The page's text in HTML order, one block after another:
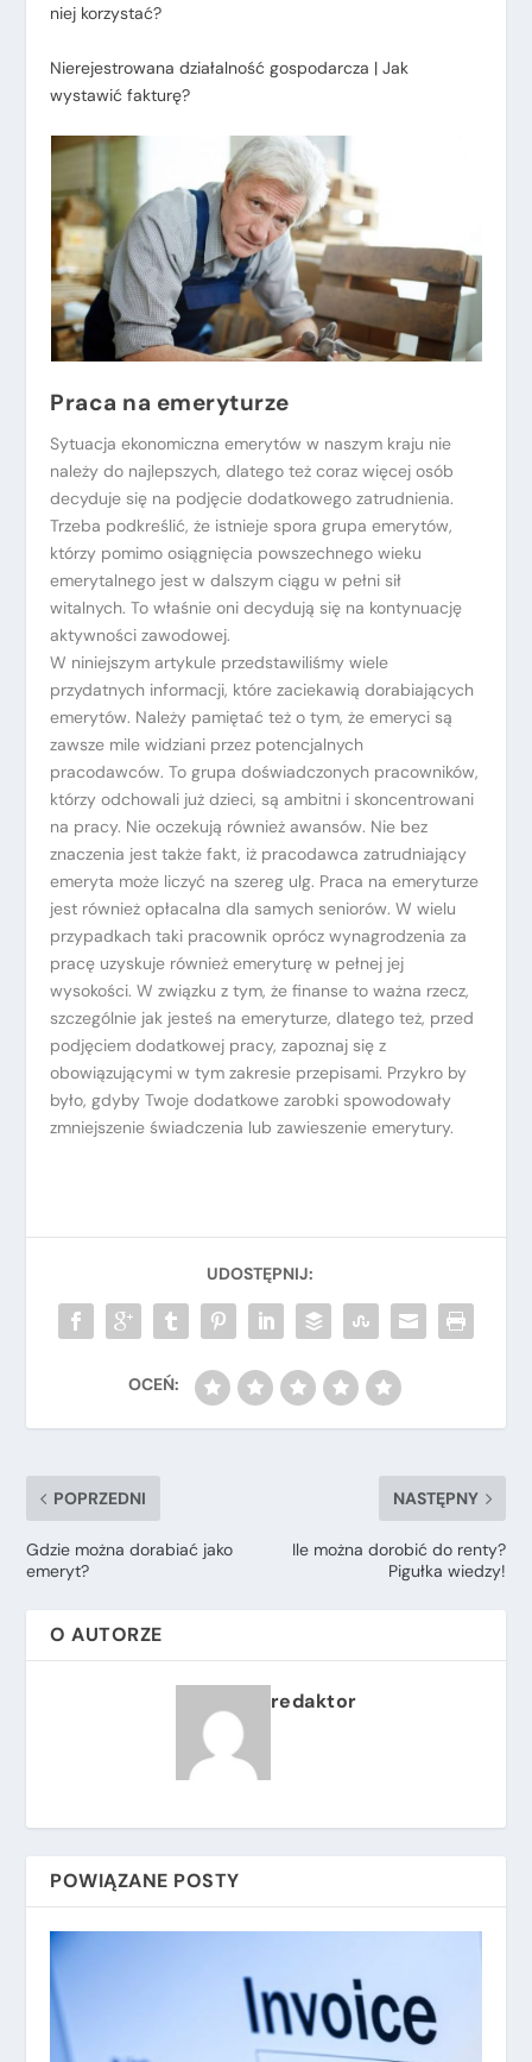
niej korzystać?
Nierejestrowana działalność gospodarcza | Jak
wystawić fakturę?
Praca na emeryturze
Sytuacja ekonomiczna emerytów w naszym kraju nie
należy do najlepszych, dlatego też coraz więcej osób
decyduje się na podjęcie dodatkowego zatrudnienia.
Trzeba podkreślić, że istnieje spora grupa emerytów,
którzy pomimo osiągnięcia powszechnego wieku
emerytalnego jest w dalszym ciągu w pełni sił
witalnych. To właśnie oni decydują się na kontynuację
aktywności zawodowej.
W niniejszym artykule przedstawiliśmy wiele
przydatnych informacji, które zaciekawią dorabiających
emerytów. Należy pamiętać też o tym, że emeryci są
zawsze mile widziani przez potencjalnych
pracodawców. To grupa doświadczonych pracowników,
którzy odchowali już dzieci, są ambitni i skoncentrowani
na pracy. Nie oczekują również awansów. Nie bez
znaczenia jest także fakt, iż pracodawca zatrudniający
emeryta może liczyć na szereg ulg. Praca na emeryturze
jest również opłacalna dla samych seniorów. W wielu
przypadkach taki pracownik oprócz wynagrodzenia za
pracę uzyskuje również emeryturę w pełnej jej
wysokości. W związku z tym, że finanse to ważna rzecz,
szczególnie jak jesteś na emeryturze, dlatego też, przed
podjęciem dodatkowej pracy, zapoznaj się z
obowiązującymi w tym zakresie przepisami. Przykro by
było, gdyby Twoje dodatkowe zarobki spowodowały
zmniejszenie świadczenia lub zawieszenie emerytury.
POPRZEDNI
Gdzie można dorabiać jako
emeryt?
NASTĘPNY
Ile można dorobić do renty?
Pigułka wiedzy!
O AUTORZE
redaktor
POWIĄZANE POSTY